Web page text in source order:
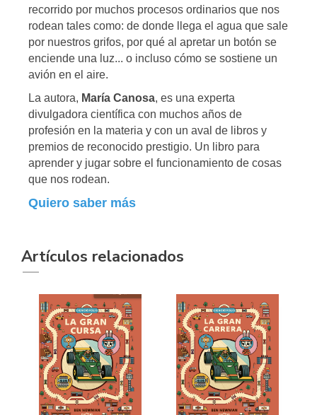
recorrido por muchos procesos ordinarios que nos
rodean tales como: de donde llega el agua que sale
por nuestros grifos, por qué al apretar un botón se
enciende una luz... o incluso cómo se sostiene un
avión en el aire.
La autora, María Canosa, es una experta
divulgadora científica con muchos años de
profesión en la materia y con un aval de libros y
premios de reconocido prestigio. Un libro para
aprender y jugar sobre el funcionamiento de cosas
que nos rodean.
Quiero saber más
Artículos relacionados